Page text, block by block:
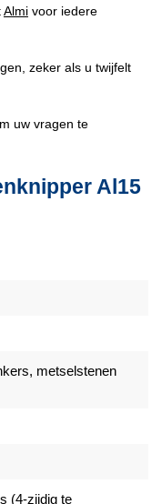
Almi voor iedere
zeker als u twijfelt
uw vragen te
Al15
metselstenen
(4-zijdig te